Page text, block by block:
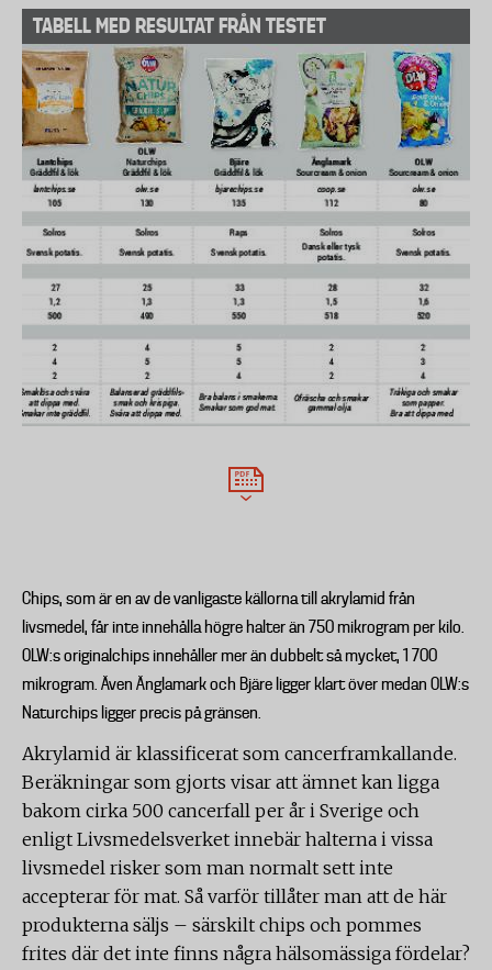
TABELL MED RESULTAT FRÅN TESTET
Chips, som är en av de vanligaste källorna till akrylamid från
livsmedel, får inte innehålla högre halter än 750 mikrogram per kilo.
OLW:s originalchips innehåller mer än dubbelt så mycket, 1 700
mikrogram. Även Änglamark och Bjäre ligger klart över medan OLW:s
Naturchips ligger precis på gränsen.
Akrylamid är klassificerat som cancerframkallande.
Beräkningar som gjorts visar att ämnet kan ligga
bakom cirka 500 cancerfall per år i Sverige och
enligt Livsmedelsverket innebär halterna i vissa
livsmedel risker som man normalt sett inte
accepterar för mat. Så varför tillåter man att de här
produkterna säljs – särskilt chips och pommes
frites där det inte finns några hälsomässiga fördelar?